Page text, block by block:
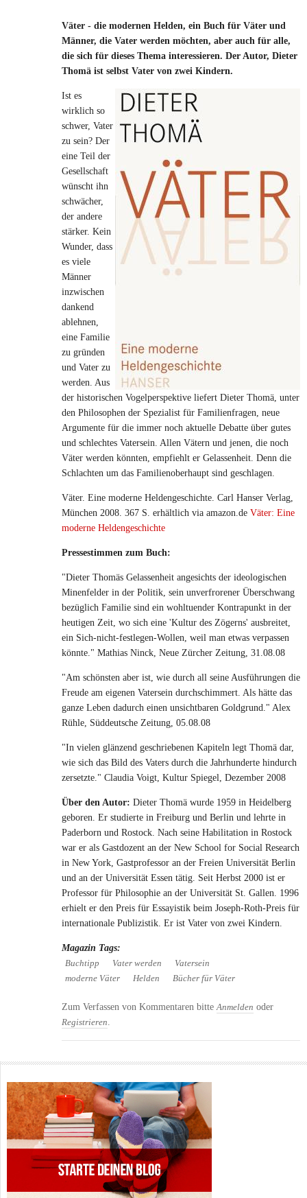
Väter - die modernen Helden, ein Buch für Väter und
Männer, die Vater werden möchten, aber auch für alle,
die sich für dieses Thema interessieren. Der Autor, Dieter
Thomä ist selbst Vater von zwei Kindern.
Ist es
wirklich so
schwer, Vater
zu sein? Der
eine Teil der
Gesellschaft
wünscht ihn
schwächer,
der andere
stärker. Kein
Wunder, dass
es viele
Männer
inzwischen
dankend
ablehnen,
eine Familie
zu gründen
und Vater zu
werden. Aus
der historischen Vogelperspektive liefert Dieter Thomä, unter
den Philosophen der Spezialist für Familienfragen, neue
Argumente für die immer noch aktuelle Debatte über gutes
und schlechtes Vatersein. Allen Vätern und jenen, die noch
Väter werden könnten, empfiehlt er Gelassenheit. Denn die
Schlachten um das Familienoberhaupt sind geschlagen.
Väter. Eine moderne Heldengeschichte. Carl Hanser Verlag,
München 2008. 367 S. erhältlich via amazon.de Väter: Eine
moderne Heldengeschichte
Pressestimmen zum Buch:
"Dieter Thomäs Gelassenheit angesichts der ideologischen
Minenfelder in der Politik, sein unverfrorener Überschwang
bezüglich Familie sind ein wohltuender Kontrapunkt in der
heutigen Zeit, wo sich eine 'Kultur des Zögerns' ausbreitet,
ein Sich-nicht-festlegen-Wollen, weil man etwas verpassen
könnte." Mathias Ninck, Neue Zürcher Zeitung, 31.08.08
"Am schönsten aber ist, wie durch all seine Ausführungen die
Freude am eigenen Vatersein durchschimmert. Als hätte das
ganze Leben dadurch einen unsichtbaren Goldgrund." Alex
Rühle, Süddeutsche Zeitung, 05.08.08
"In vielen glänzend geschriebenen Kapiteln legt Thomä dar,
wie sich das Bild des Vaters durch die Jahrhunderte hindurch
zersetzte." Claudia Voigt, Kultur Spiegel, Dezember 2008
Über den Autor: Dieter Thomä wurde 1959 in Heidelberg
geboren. Er studierte in Freiburg und Berlin und lehrte in
Paderborn und Rostock. Nach seine Habilitation in Rostock
war er als Gastdozent an der New School for Social Research
in New York, Gastprofessor an der Freien Universität Berlin
und an der Universität Essen tätig. Seit Herbst 2000 ist er
Professor für Philosophie an der Universität St. Gallen. 1996
erhielt er den Preis für Essayistik beim Joseph-Roth-Preis für
internationale Publizistik. Er ist Vater von zwei Kindern.
Magazin Tags:
Buchtipp Vater werden
Vatersein
moderne Väter
Helden Bücher für Väter
Zum Verfassen von Kommentaren bitte Anmelden oder
Registrieren